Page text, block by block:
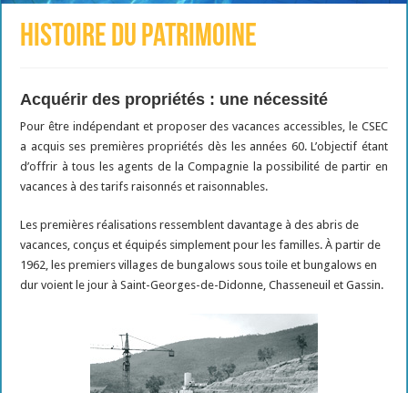
Histoire du patrimoine
Acquérir des propriétés : une nécessité
Pour être indépendant et proposer des vacances accessibles, le CSEC
a acquis ses premières propriétés dès les années 60. L’objectif étant
d’offrir à tous les agents de la Compagnie la possibilité de partir en
vacances à des tarifs raisonnés et raisonnables.
Les premières réalisations ressemblent davantage à des abris de
vacances, conçus et équipés simplement pour les familles. À partir de
1962, les premiers villages de bungalows sous toile et bungalows en
dur voient le jour à Saint-Georges-de-Didonne, Chasseneuil et Gassin.